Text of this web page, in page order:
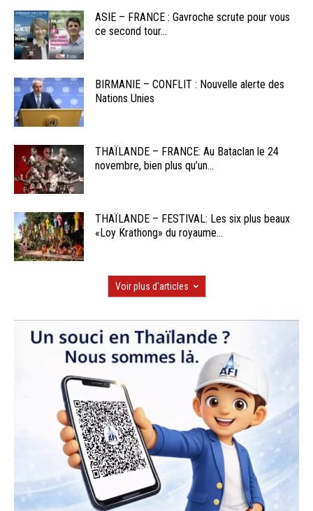
ASIE – FRANCE : Gavroche scrute pour vous
ce second tour...
BIRMANIE – CONFLIT : Nouvelle alerte des
Nations Unies
THAÏLANDE – FRANCE: Au Bataclan le 24
novembre, bien plus qu’un...
THAÏLANDE – FESTIVAL: Les six plus beaux
«Loy Krathong» du royaume...
Voir plus d'articles